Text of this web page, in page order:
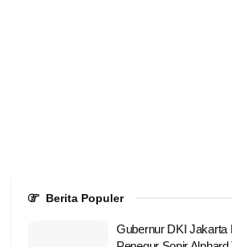
Berita Populer
Gubernur DKI Jakarta